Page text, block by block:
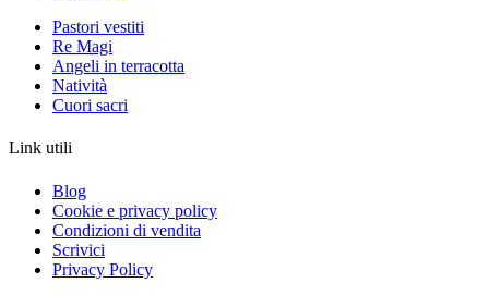
Pastori vestiti
Re Magi
Angeli in terracotta
Natività
Cuori sacri
Link utili
Blog
Cookie e privacy policy
Condizioni di vendita
Scrivici
Privacy Policy